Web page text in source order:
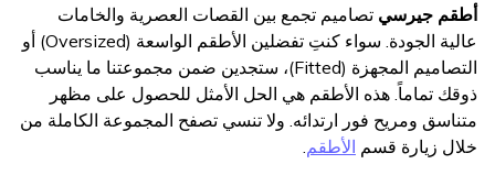
أطقم جيرسي تصاميم تجمع بين القصات العصرية والخامات
عالية الجودة. سواء كنتِ تفضلين الأطقم الواسعة (Oversized) أو
التصاميم المجهزة (Fitted)، ستجدين ضمن مجموعتنا ما يناسب
ذوقك تماماً. هذه الأطقم هي الحل الأمثل للحصول على مظهر
متناسق ومريح فور ارتدائه. ولا تنسي تصفح المجموعة الكاملة من
خلال زيارة قسم الأطقم.